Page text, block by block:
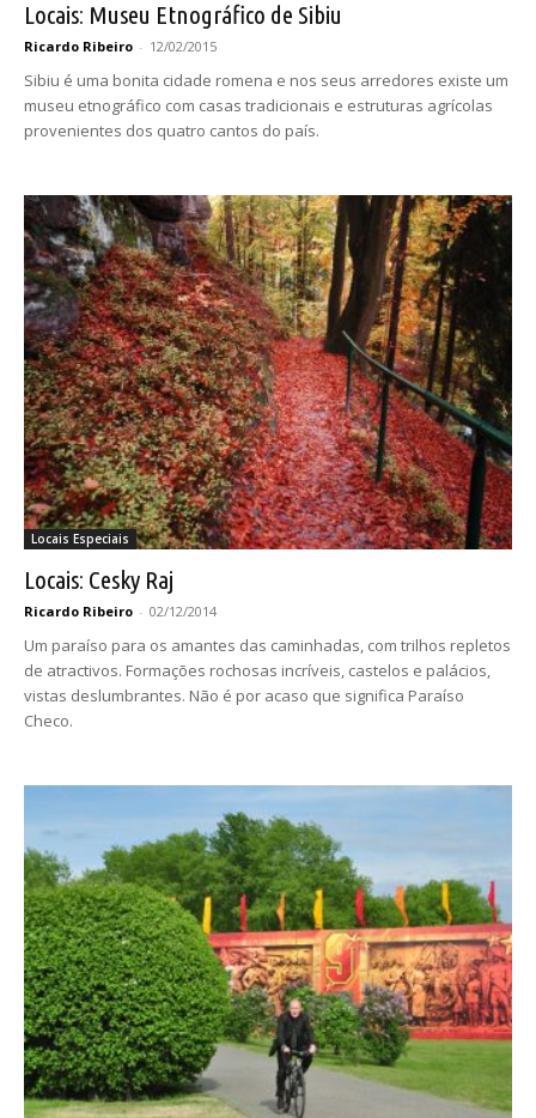
Locais: Museu Etnográfico de Sibiu
Ricardo Ribeiro - 12/02/2015
Sibiu é uma bonita cidade romena e nos seus arredores existe um
museu etnográfico com casas tradicionais e estruturas agrícolas
provenientes dos quatro cantos do país.
Locais Especiais
Locais: Cesky Raj
Ricardo Ribeiro - 02/12/2014
Um paraíso para os amantes das caminhadas, com trilhos repletos
de atractivos. Formações rochosas incríveis, castelos e palácios,
vistas deslumbrantes. Não é por acaso que significa Paraíso
Checo.